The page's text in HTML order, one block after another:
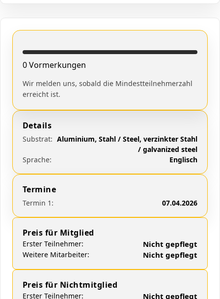
0 Vormerkungen
Wir melden uns, sobald die Mindestteilnehmerzahl
erreicht ist.
Details
Substrat: Aluminium, Stahl / Steel, verzinkter Stahl
/ galvanized steel
Sprache:
Englisch
Termine
Termin 1: 07.04.2026
Preis für Mitglied
Erster Teilnehmer: Nicht gepflegt
Weitere Mitarbeiter: Nicht gepflegt
Preis für Nichtmitglied
Erster Teilnehmer: Nicht gepflegt